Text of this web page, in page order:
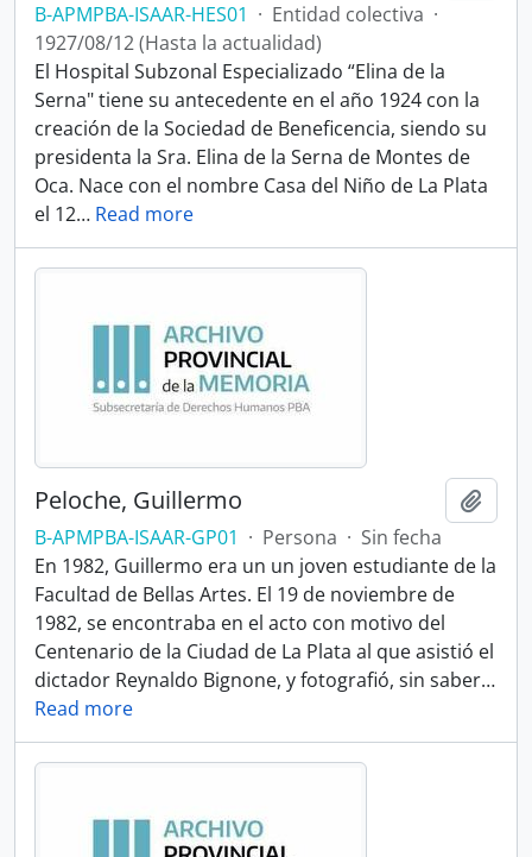
B-APMPBA-ISAAR-HES01 · Entidad colectiva ·
1927/08/12 (Hasta la actualidad)
El Hospital Subzonal Especializado “Elina de la
Serna" tiene su antecedente en el año 1924 con la
creación de la Sociedad de Beneficencia, siendo su
presidenta la Sra. Elina de la Serna de Montes de
Oca. Nace con el nombre Casa del Niño de La Plata
el 12… Read more
Peloche, Guillermo
B-APMPBA-ISAAR-GP01 · Persona · Sin fecha
En 1982, Guillermo era un un joven estudiante de la
Facultad de Bellas Artes. El 19 de noviembre de
1982, se encontraba en el acto con motivo del
Centenario de la Ciudad de La Plata al que asistió el
dictador Reynaldo Bignone, y fotografió, sin saber…
Read more